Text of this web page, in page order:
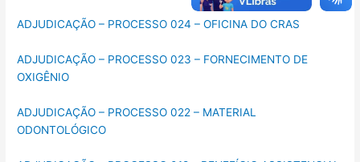
ADJUDICAÇÃO – PROCESSO 024 – OFICINA DO CRAS
ADJUDICAÇÃO – PROCESSO 023 – FORNECIMENTO DE
OXIGÊNIO
ADJUDICAÇÃO – PROCESSO 022 – MATERIAL
ODONTOLÓGICO